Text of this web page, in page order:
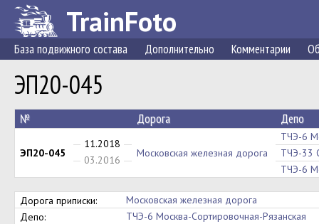
TrainFoto
База подвижного состава Дополнительно Комментарии
ЭП20-045
№ Дорога Депо
ЭП20-045
11.2018
Московская железная дорога
ТЧЭ-6
03.2016
ТЧЭ-33
ТЧЭ-6
Дорога приписки:
Московская железная дорога
Депо:
ТЧЭ-6 Москва-Сортировочная-Рязанская